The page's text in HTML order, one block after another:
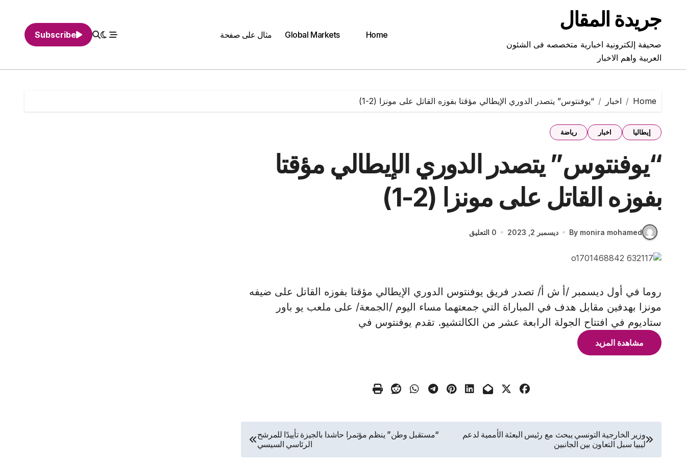
contentجريدة المقال
صحيفة إلكترونية اخبارية متخصصه فى الشئون
العربية واهم الاخبار
Home
Global Markets مثال على صفحة Subscribe
Home اخبار “يوفنتوس” يتصدر الدوري الإيطالي مؤقتا بفوزه القاتل على مونزا (2-1)
إيطاليا اخبار رياضة
“يوفنتوس” يتصدر الدوري الإيطالي مؤقتا
بفوزه القاتل على مونزا (2-1)
By monira mohamed ديسمبر 2, 2023 0 التعليق
روما في أول ديسمبر /أ ش أ/ تصدر فريق يوفنتوس الدوري الإيطالي مؤقتا بفوزه القاتل على ضيفه
مونزا بهدفين مقابل هدف في المباراة التي جمعتهما مساء اليوم /الجمعة/ على ملعب يو باور
ستاديوم في افتتاح الجولة الرابعة عشر من الكالتشيو. تقدم يوفنتوس في
مشاهدة المزيد
تصفّح
المقالات
وزير الخارجية التونسي يبحث مع رئيس البعثة الأممية لدعم
ليبيا سبل التعاون بين الجانبين
“مستقبل وطن” ينظم مؤتمرا حاشدا بالجيزة تأييدًا للمرشح
الرئاسي السيسي